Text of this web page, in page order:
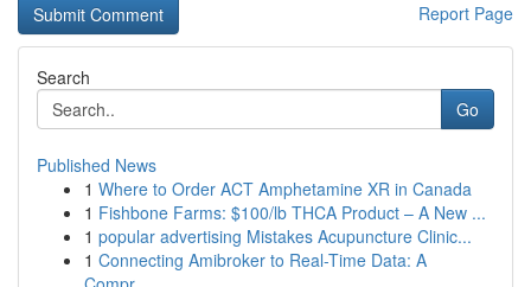
Report Page
Search
Go
Published News
1 Where to Order ACT Amphetamine XR in Canada
1 Fishbone Farms: $100/lb THCA Product – A New ...
1 popular advertising Mistakes Acupuncture Clinic...
1 Connecting Amibroker to Real-Time Data: A